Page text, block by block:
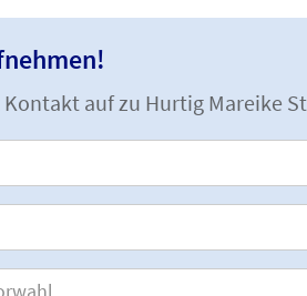
auf zu Hurtig Mareike